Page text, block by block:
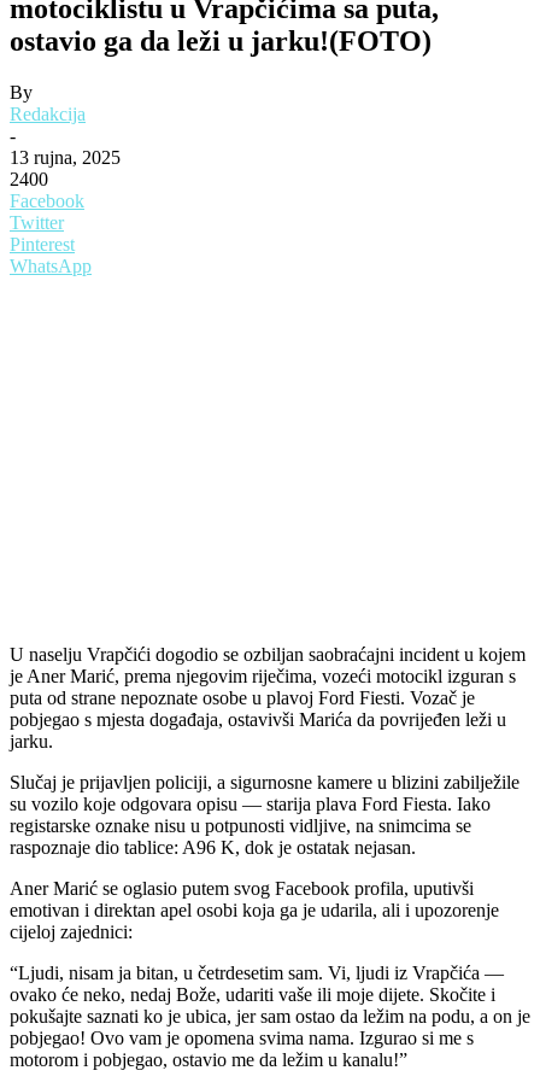
motociklistu u Vrapčićima sa puta,
ostavio ga da leži u jarku!(FOTO)
By
Redakcija
-
13 rujna, 2025
2400
Facebook
Twitter
Pinterest
WhatsApp
U naselju Vrapčići dogodio se ozbiljan saobraćajni incident u kojem
je Aner Marić, prema njegovim riječima, vozeći motocikl izguran s
puta od strane nepoznate osobe u plavoj Ford Fiesti. Vozač je
pobjegao s mjesta događaja, ostavivši Marića da povrijeđen leži u
jarku.
Slučaj je prijavljen policiji, a sigurnosne kamere u blizini zabilježile
su vozilo koje odgovara opisu — starija plava Ford Fiesta. Iako
registarske oznake nisu u potpunosti vidljive, na snimcima se
raspoznaje dio tablice: A96 K, dok je ostatak nejasan.
Aner Marić se oglasio putem svog Facebook profila, uputivši
emotivan i direktan apel osobi koja ga je udarila, ali i upozorenje
cijeloj zajednici:
“Ljudi, nisam ja bitan, u četrdesetim sam. Vi, ljudi iz Vrapčića —
ovako će neko, nedaj Bože, udariti vaše ili moje dijete. Skočite i
pokušajte saznati ko je ubica, jer sam ostao da ležim na podu, a on je
pobjegao! Ovo vam je opomena svima nama. Izgurao si me s
motorom i pobjegao, ostavio me da ležim u kanalu!”